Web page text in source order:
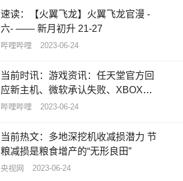
速读：【火翼飞龙】火翼飞龙官漫 -
六- —— 新月初升 21-27
哔哩哔哩 2023-06-24
当前时讯：游戏资讯：任天堂官方回
应新主机、微软承认失败、XBOX独
占老滚6
哔哩哔哩 2023-06-24
当前热文：多地深挖机收减损潜力 节
粮减损是粮食增产的“无形良田”
央视网 2023-06-24